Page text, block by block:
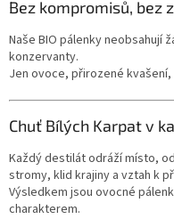
Bez kompromisů, bez
Naše BIO pálenky neobsahují
konzervanty.
Jen ovoce, přirozené
Chuť Bílých Karpat v
Každý destilát odráží místo,
stromy, klid krajiny a vztah k
Výsledkem jsou ovocné
charakterem.